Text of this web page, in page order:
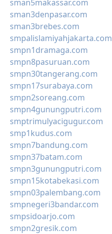
sman5makassar.com
sman3denpasar.com
sman3brebes.com
smpalislamiyahjakarta.com
smpn1dramaga.com
smpn8pasuruan.com
smpn30tangerang.com
smpn17surabaya.com
smpn2soreang.com
smpn4gunungputri.com
smptrimulyacigugur.com
smp1kudus.com
smpn7bandung.com
smpn37batam.com
smpn3gunungputri.com
smpn15kotabekasi.com
smpn03palembang.com
smpnegeri3bandar.com
smpsidoarjo.com
smpn2gresik.com